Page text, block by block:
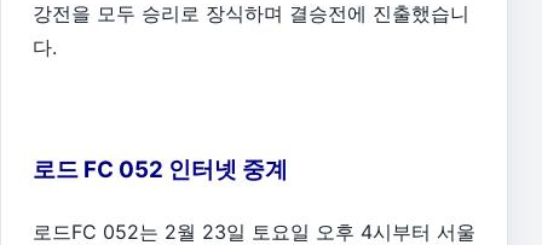
강전을 모두 승리로 장식하며 결승전에 진출했습니
다.
로드 FC 052 인터넷 중계
로드FC 052는 2월 23일 토요일 오후 4시부터 서울